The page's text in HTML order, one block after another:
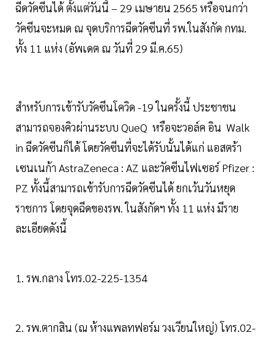
ฉีดวัคซีนได้ ตั้งแต่วันนี้ – 29 เมษายน 2565 หรือจนกว่า
วัคซีนจะหมด ณ จุดบริการฉีดวัคซีนที่ รพ.ในสังกัด กทม.
ทั้ง 11 แห่ง (อัพเดต ณ วันที่ 29 มี.ค.65)
สำหรับการเข้ารับวัคซีนโควิด -19 ในครั้งนี้ ประชาชน
สามารถจองคิวผ่านระบบ QueQ หรือจะวอล์ค อิน Walk
in ฉีดวัคซีนก็ได้ โดยวัคซีนที่จะได้รับนั้นได้แก่ แอสตร้า
เซนเนก้า AstraZeneca : AZ และวัคซีนไฟเซอร์ Pfizer :
PZ ทั้งนี้สามารถเข้ารับการฉีดวัคซีนได้ ยกเว้นวันหยุด
ราชการ โดยจุดฉีดของรพ. ในสังกัดฯ ทั้ง 11 แห่ง มีราย
ละเอียดดังนี้
1. รพ.กลาง โทร.02-225-1354
2. รพ.ตากสิน (ณ ห้างแพลทฟอร์ม วงเวียนใหญ่) โทร.02-